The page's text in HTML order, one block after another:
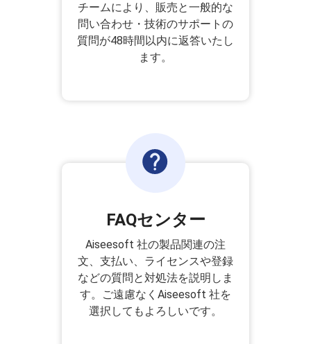
チームにより、販売と一般的な
問い合わせ・技術のサポートの
質問が48時間以内に返答いたし
ます。
FAQセンター
Aiseesoft 社の製品関連の注
文、支払い、ライセンスや登録
などの質問と対処法を説明しま
す。ご遠慮なくAiseesoft 社を
選択してもよろしいです。